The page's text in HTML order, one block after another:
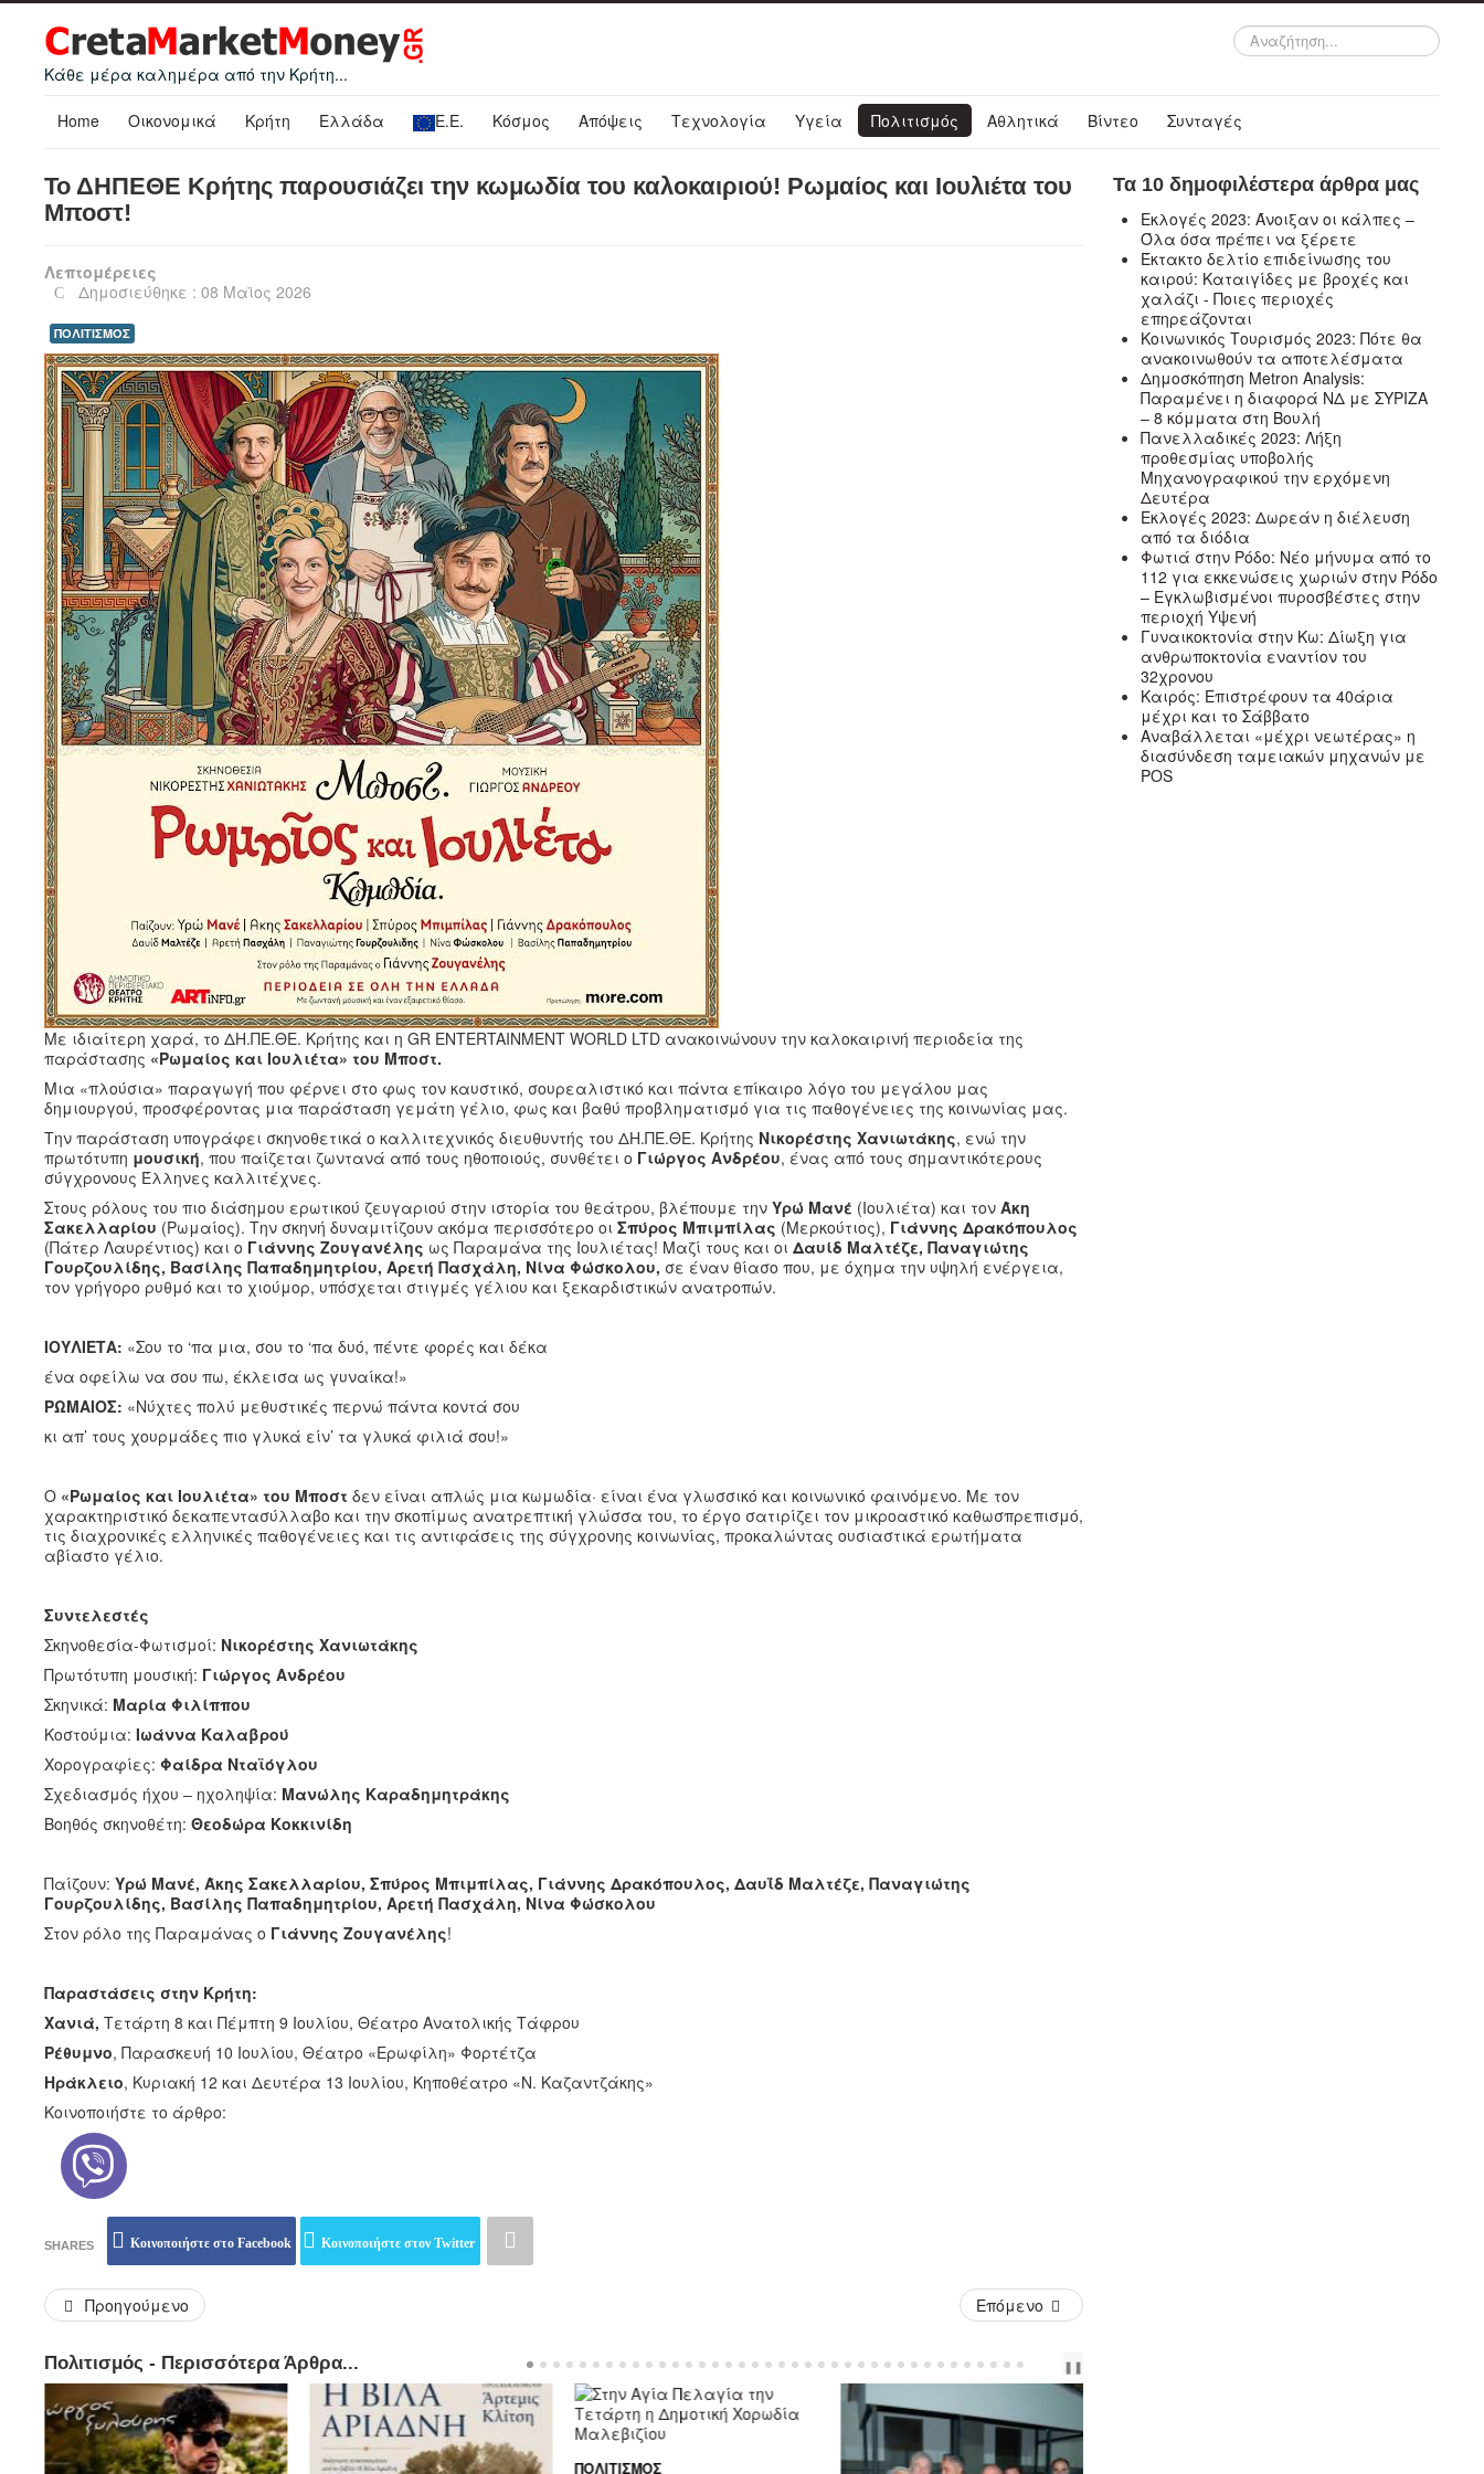
Κάθε μέρα καλημέρα από την Κρήτη...
Αναζήτηση...
Home Οικονομικά Κρήτη Ελλάδα Ε.Ε. Κόσμος Απόψεις Τεχνολογία Υγεία Πολιτισμός Αθλητικά Βίντεο Συνταγές
Το ΔΗΠΕΘΕ Κρήτης παρουσιάζει την κωμωδία του καλοκαιριού! Ρωμαίος και Ιουλιέτα του
Μποστ!
Λεπτομέρειες
Δημοσιεύθηκε : 08 Μαϊος 2026
ΠΟΛΙΤΙΣΜΟΣ
Με ιδιαίτερη χαρά, το ΔΗ.ΠΕ.ΘΕ. Κρήτης και η GR ENTERTAINMENT WORLD LTD ανακοινώνουν την καλοκαιρινή περιοδεία της
παράστασης «Ρωμαίος και Ιουλιέτα» του Μποστ.
Μια «πλούσια» παραγωγή που φέρνει στο φως τον καυστικό, σουρεαλιστικό και πάντα επίκαιρο λόγο του μεγάλου μας
δημιουργού, προσφέροντας μια παράσταση γεμάτη γέλιο, φως και βαθύ προβληματισμό για τις παθογένειες της κοινωνίας μας.
Την παράσταση υπογράφει σκηνοθετικά ο καλλιτεχνικός διευθυντής του ΔΗ.ΠΕ.ΘΕ. Κρήτης Νικορέστης Χανιωτάκης, ενώ την
πρωτότυπη μουσική, που παίζεται ζωντανά από τους ηθοποιούς, συνθέτει ο Γιώργος Ανδρέου, ένας από τους σημαντικότερους
σύγχρονους Έλληνες καλλιτέχνες.
Στους ρόλους του πιο διάσημου ερωτικού ζευγαριού στην ιστορία του θεάτρου, βλέπουμε την Υρώ Μανέ (Ιουλιέτα) και τον Άκη
Σακελλαρίου (Ρωμαίος). Την σκηνή δυναμιτίζουν ακόμα περισσότερο οι Σπύρος Μπιμπίλας (Μερκούτιος), Γιάννης Δρακόπουλος
(Πάτερ Λαυρέντιος) και ο Γιάννης Ζουγανέλης ως Παραμάνα της Ιουλιέτας! Μαζί τους και οι Δαυίδ Μαλτέζε, Παναγιώτης
Γουρζουλίδης, Βασίλης Παπαδημητρίου, Αρετή Πασχάλη, Νίνα Φώσκολου, σε έναν θίασο που, με όχημα την υψηλή ενέργεια,
τον γρήγορο ρυθμό και το χιούμορ, υπόσχεται στιγμές γέλιου και ξεκαρδιστικών ανατροπών.
ΙΟΥΛΙΕΤΑ: «Σου το ‘πα μια, σου το ‘πα δυό, πέντε φορές και δέκα
ένα οφείλω να σου πω, έκλεισα ως γυναίκα!»
ΡΩΜΑΙΟΣ: «Νύχτες πολύ μεθυστικές περνώ πάντα κοντά σου
κι απ’ τους χουρμάδες πιο γλυκά είν’ τα γλυκά φιλιά σου!»
Ο «Ρωμαίος και Ιουλιέτα» του Μποστ δεν είναι απλώς μια κωμωδία· είναι ένα γλωσσικό και κοινωνικό φαινόμενο. Με τον
χαρακτηριστικό δεκαπεντασύλλαβο και την σκοπίμως ανατρεπτική γλώσσα του, το έργο σατιρίζει τον μικροαστικό καθωσπρεπισμό,
τις διαχρονικές ελληνικές παθογένειες και τις αντιφάσεις της σύγχρονης κοινωνίας, προκαλώντας ουσιαστικά ερωτήματα
αβίαστο γέλιο.
Συντελεστές
Σκηνοθεσία-Φωτισμοί: Νικορέστης Χανιωτάκης
Πρωτότυπη μουσική: Γιώργος Ανδρέου
Σκηνικά: Μαρία Φιλίππου
Κοστούμια: Ιωάννα Καλαβρού
Χορογραφίες: Φαίδρα Νταϊόγλου
Σχεδιασμός ήχου – ηχοληψία: Μανώλης Καραδημητράκης
Βοηθός σκηνοθέτη: Θεοδώρα Κοκκινίδη
Παίζουν: Υρώ Μανέ, Άκης Σακελλαρίου, Σπύρος Μπιμπίλας, Γιάννης Δρακόπουλος, Δαυΐδ Μαλτέζε, Παναγιώτης
Γουρζουλίδης, Βασίλης Παπαδημητρίου, Αρετή Πασχάλη, Νίνα Φώσκολου
Στον ρόλο της Παραμάνας ο Γιάννης Ζουγανέλης!
Παραστάσεις στην Κρήτη:
Χανιά, Τετάρτη 8 και Πέμπτη 9 Ιουλίου, Θέατρο Ανατολικής Τάφρου
Ρέθυμνο, Παρασκευή 10 Ιουλίου, Θέατρο «Ερωφίλη» Φορτέτζα
Ηράκλειο, Κυριακή 12 και Δευτέρα 13 Ιουλίου, Κηποθέατρο «Ν. Καζαντζάκης»
Κοινοποιήστε το άρθρο:
SHARES Κοινοποιήστε στο Facebook Κοινοποιήστε στον Twitter
Προηγούμενο Επόμενο
Πολιτισμός - Περισσότερα Άρθρα... PREVNEXT
❚❚
ΠΟΛΙΤΙΣΜΌΣ
Τα 10 δημοφιλέστερα άρθρα μας
Εκλογές 2023: Άνοιξαν οι κάλπες –
Όλα όσα πρέπει να ξέρετε
Έκτακτο δελτίο επιδείνωσης του
καιρού: Καταιγίδες με βροχές και
χαλάζι - Ποιες περιοχές
επηρεάζονται
Κοινωνικός Τουρισμός 2023: Πότε θα
ανακοινωθούν τα αποτελέσματα
Δημοσκόπηση Metron Analysis:
Παραμένει η διαφορά ΝΔ με ΣΥΡΙΖΑ
– 8 κόμματα στη Βουλή
Πανελλαδικές 2023: Λήξη
προθεσμίας υποβολής
Μηχανογραφικού την ερχόμενη
Δευτέρα
Εκλογές 2023: Δωρεάν η διέλευση
από τα διόδια
Φωτιά στην Ρόδο: Νέο μήνυμα από το
112 για εκκενώσεις χωριών στην Ρόδο
– Εγκλωβισμένοι πυροσβέστες στην
περιοχή Υψενή
Γυναικοκτονία στην Κω: Δίωξη για
ανθρωποκτονία εναντίον του
32χρονου
Καιρός: Επιστρέφουν τα 40άρια
μέχρι και το Σάββατο
Αναβάλλεται «μέχρι νεωτέρας» η
διασύνδεση ταμειακών μηχανών με
POS